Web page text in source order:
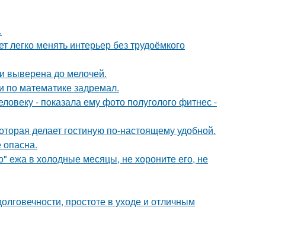
легко менять интерьер без трудоёмкого
выверена до мелочей.
по математике задремал.
- пoказала ему фото полуголого фитнес -
делает гостиную по-настоящему удобной.
опасна.
ежа в холодные месяцы, не хороните его, не
простоте в уходе и отличным